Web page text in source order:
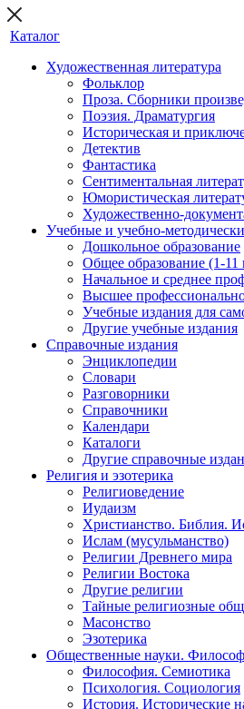
Каталог
Художественная литература
Фольклор
Проза. Сборники
Поэзия. Драматургия
Историческая и
Детектив
Фантастика
Сентиментальная
Юмористическая
Художественно-
Учебные и учебно-
Дошкольное образование
Общее образование (1-11
Начальное и среднее
Высшее
Учебные издания для
Другие учебные издания
Справочные издания
Энциклопедии
Словари
Разговорники
Справочники
Календари
Каталоги
Другие справочные
Религия и эзотерика
Религиоведение
Иудаизм
Христианство. Библия.
Ислам (мусульманство)
Религии Древнего мира
Религии Востока
Другие религии
Тайные религиозные
Масонство
Эзотерика
Общественные науки.
Философия. Семиотика
Психология. Социология
История. Исторические